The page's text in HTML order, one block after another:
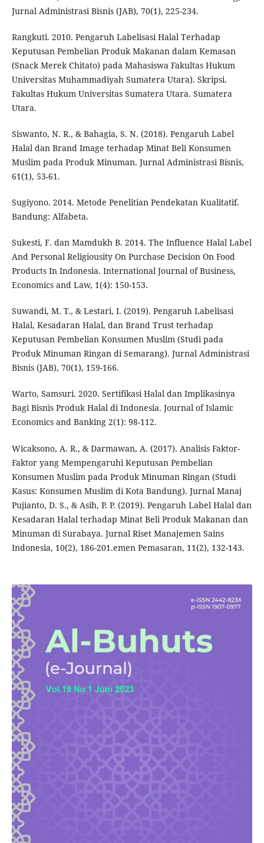
Jurnal Administrasi Bisnis (JAB), 70(1), 225-234.
Rangkuti. 2010. Pengaruh Labelisasi Halal Terhadap
Keputusan Pembelian Produk Makanan dalam Kemasan
(Snack Merek Chitato) pada Mahasiswa Fakultas Hukum
Universitas Muhammadiyah Sumatera Utara). Skripsi.
Fakultas Hukum Universitas Sumatera Utara. Sumatera
Utara.
Siswanto, N. R., & Bahagia, S. N. (2018). Pengaruh Label
Halal dan Brand Image terhadap Minat Beli Konsumen
Muslim pada Produk Minuman. Jurnal Administrasi Bisnis,
61(1), 53-61.
Sugiyono. 2014. Metode Penelitian Pendekatan Kualitatif.
Bandung: Alfabeta.
Sukesti, F. dan Mamdukh B. 2014. The Influence Halal Label
And Personal Religiousity On Purchase Decision On Food
Products In Indonesia. International Journal of Business,
Economics and Law, 1(4): 150-153.
Suwandi, M. T., & Lestari, I. (2019). Pengaruh Labelisasi
Halal, Kesadaran Halal, dan Brand Trust terhadap
Keputusan Pembelian Konsumen Muslim (Studi pada
Produk Minuman Ringan di Semarang). Jurnal Administrasi
Bisnis (JAB), 70(1), 159-166.
Warto, Samsuri. 2020. Sertifikasi Halal dan Implikasinya
Bagi Bisnis Produk Halal di Indonesia. Journal of Islamic
Economics and Banking 2(1): 98-112.
Wicaksono, A. R., & Darmawan, A. (2017). Analisis Faktor-
Faktor yang Mempengaruhi Keputusan Pembelian
Konsumen Muslim pada Produk Minuman Ringan (Studi
Kasus: Konsumen Muslim di Kota Bandung). Jurnal Manaj
Pujianto, D. S., & Asih, P. P. (2019). Pengaruh Label Halal dan
Kesadaran Halal terhadap Minat Beli Produk Makanan dan
Minuman di Surabaya. Jurnal Riset Manajemen Sains
Indonesia, 10(2), 186-201.emen Pemasaran, 11(2), 132-143.